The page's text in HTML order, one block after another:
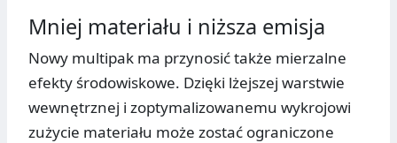
Mniej materiału i niższa emisja
Nowy multipak ma przynosić także mierzalne
efekty środowiskowe. Dzięki lżejszej warstwie
wewnętrznej i zoptymalizowanemu wykrojowi
zużycie materiału może zostać ograniczone